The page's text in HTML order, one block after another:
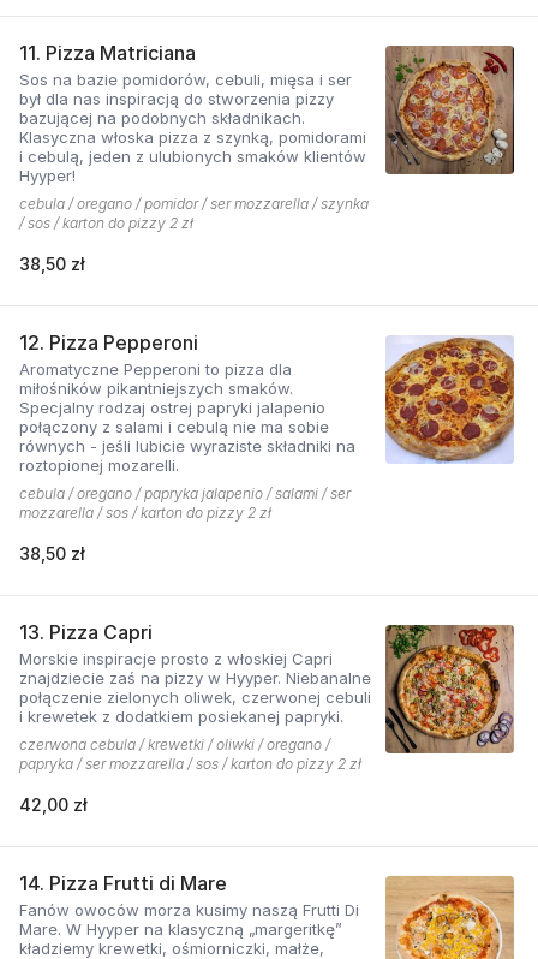
11. Pizza Matriciana
Sos na bazie pomidorów, cebuli, mięsa i ser
był dla nas inspiracją do stworzenia pizzy
bazującej na podobnych składnikach.
Klasyczna włoska pizza z szynką, pomidorami
i cebulą, jeden z ulubionych smaków klientów
Hyyper!
cebula / oregano / pomidor / ser mozzarella / szynka
/ sos / karton do pizzy 2 zł
38,50 zł
12. Pizza Pepperoni
Aromatyczne Pepperoni to pizza dla
miłośników pikantniejszych smaków.
Specjalny rodzaj ostrej papryki jalapenio
połączony z salami i cebulą nie ma sobie
równych - jeśli lubicie wyraziste składniki na
roztopionej mozarelli.
cebula / oregano / papryka jalapenio / salami / ser
mozzarella / sos / karton do pizzy 2 zł
38,50 zł
13. Pizza Capri
Morskie inspiracje prosto z włoskiej Capri
znajdziecie zaś na pizzy w Hyyper. Niebanalne
połączenie zielonych oliwek, czerwonej cebuli
i krewetek z dodatkiem posiekanej papryki.
czerwona cebula / krewetki / oliwki / oregano /
papryka / ser mozzarella / sos / karton do pizzy 2 zł
42,00 zł
14. Pizza Frutti di Mare
Fanów owoców morza kusimy naszą Frutti Di
Mare. W Hyyper na klasyczną „margeritkę”
kładziemy krewetki, ośmiorniczki, małże,